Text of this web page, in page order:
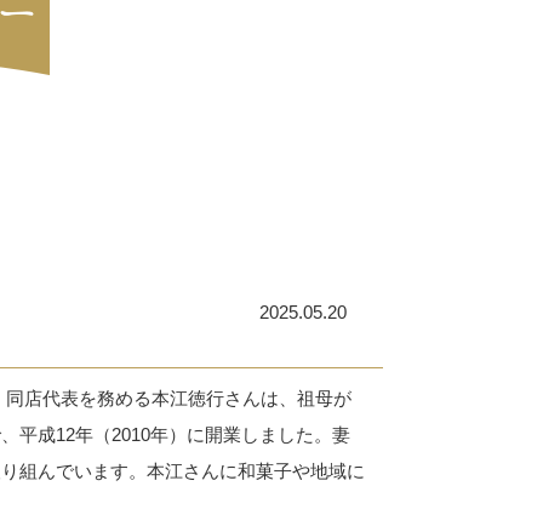
2025.05.20
店代表を務める本江徳行さんは、祖母が
平成12年（2010年）に開業しました。妻
組んでいます。本江さんに和菓子や地域に